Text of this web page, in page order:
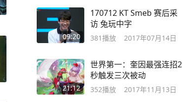
09:20
170712 KT Smeb 赛后采
访 兔玩中字
381播放 2017年07月14日
21:12
世界第一：奎因最强连招2
秒触发三次被动
352播放 2017年11月13日